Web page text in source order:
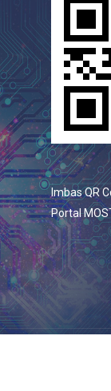
Imbas QR
Portal